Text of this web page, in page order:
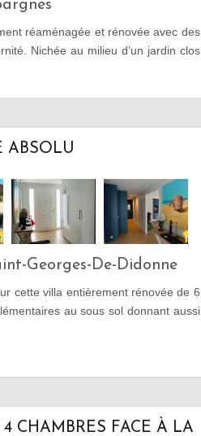
réaménagée et rénovée avec des
Nichée au milieu d’un jardin clos
ABSOLU
Georges-De-Didonne
cette villa entièrement rénovée de 6
au sous sol donnant aussi
CHAMBRES FACE À LA